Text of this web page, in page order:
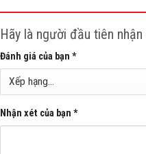
Hãy là người đầu tiên
Đánh giá của bạn *
Nhận xét của bạn *